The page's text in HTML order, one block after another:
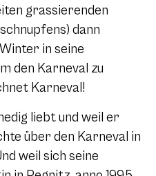
grassierenden
dann
in seine
den Karneval zu
Karneval!
liebt und weil er
über den Karneval in
weil sich seine